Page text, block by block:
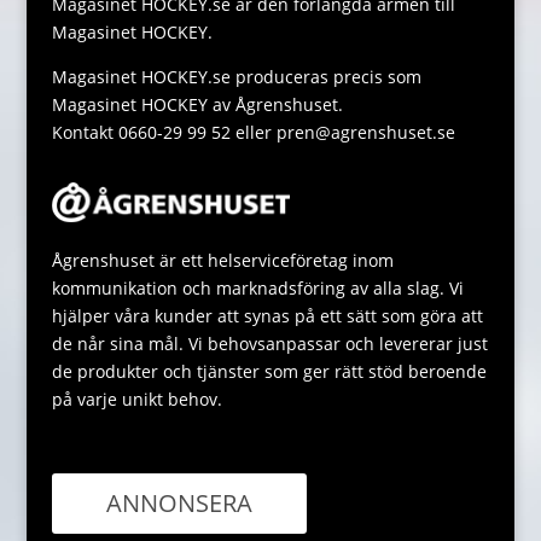
k
p
g
Magasinet HOCKEY.
Magasinet HOCKEY.se produceras precis som
Magasinet HOCKEY av Ågrenshuset.
Kontakt 0660-29 99 52 eller pren@agrenshuset.se
Ågrenshuset är ett helserviceföretag inom
kommunikation och marknadsföring av alla slag. Vi
hjälper våra kunder att synas på ett sätt som göra att
de når sina mål. Vi behovsanpassar och levererar just
de produkter och tjänster som ger rätt stöd beroende
på varje unikt behov.
ANNONSERA